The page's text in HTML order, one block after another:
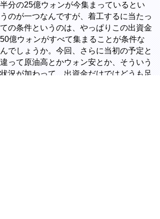
半分の25億ウォンが今集まっているとい
うのが一つなんですが、着工するに当たっ
ての条件というのは、やっぱりこの出資金
50億ウォンがすべて集まることが条件な
んでしょうか。今回、さらに当初の予定と
違って原油高とかウォン安とか、そういう
状況が加わって、出資金だけではどうも足